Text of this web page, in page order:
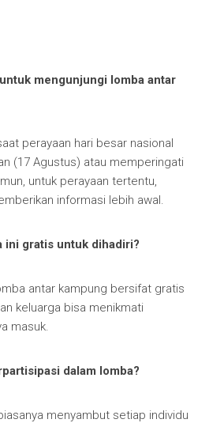
mengunjungi lomba antar
perayaan hari besar nasional
(17 Agustus) atau memperingati
untuk perayaan tertentu,
informasi lebih awal.
ini gratis untuk dihadiri?
antar kampung bersifat gratis
keluarga bisa menikmati
masuk.
dalam lomba?
menyambut setiap individu